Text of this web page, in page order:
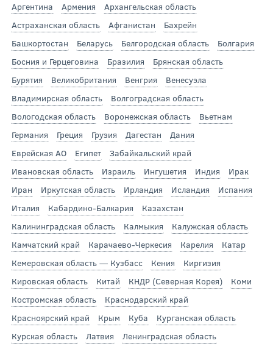
Аргентина
Армения
Архангельская область
Астраханская область
Афганистан
Бахрейн
Башкортостан
Беларусь Белгородская область
Болгария
Босния и Герцеговина
Бразилия
Брянская область
Бурятия
Великобритания Венгрия
Венесуэла
Владимирская область
Волгоградская область
Вологодская область
Воронежская область
Вьетнам
Германия
Греция Грузия Дагестан
Дания
Еврейская АО
Египет
Забайкальский край
Ивановская область
Израиль Ингушетия Индия
Ирак
Иран
Иркутская область Ирландия Исландия
Испания
Италия
Кабардино-Балкария
Казахстан
Калининградская область
Калмыкия
Калужская область
Камчатский край
Карачаево-Черкесия Карелия
Катар
Кемеровская область — Кузбасс
Кения
Киргизия
Кировская область
Китай КНДР (Северная Корея)
Коми
Костромская область
Краснодарский край
Красноярский край
Крым Куба
Курганская область
Курская область
Латвия
Ленинградская область